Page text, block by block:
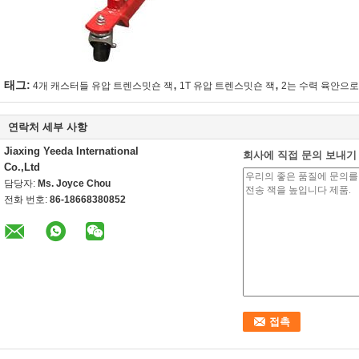
태그: 4개 캐스터들 유압 트렌스밋숀 잭, 1T 유압 트렌스밋숀 잭, 2는 수력 육안으
연락처 세부 사항
Jiaxing Yeeda International
Co.,Ltd
담당자: Ms. Joyce Chou
전화 번호: 86-18668380852
회사에 직접 문의 보내기